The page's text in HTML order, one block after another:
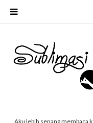
Aku lebih senang membaca